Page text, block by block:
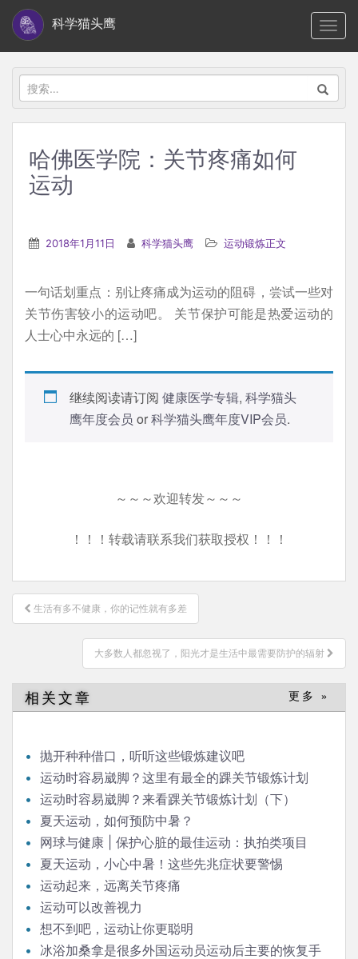
i
科学猫头鹰
搜
索：
哈佛医学院：关节疼痛如何
运动
2018年1月11日 科学猫头鹰 运动锻炼正文
一句话划重点：别让疼痛成为运动的阻碍，尝试一些对
关节伤害较小的运动吧。 关节保护可能是热爱运动的
人士心中永远的 […]
继续阅读请订阅 健康医学专辑, 科学猫头
鹰年度会员 or科学猫头鹰年度VIP会员.
～～～欢迎转发～～～
！！！转载请联系我们获取授权！！！
文
章
生活有多不健康，你的记性就有多差
大多数人都忽视了，阳光才是生活中最需要防护的辐射
相关文章 更多 »
抛开种种借口，听听这些锻炼建议吧
运动时容易崴脚？这里有最全的踝关节锻炼计划
（上）
运动时容易崴脚？来看踝关节锻炼计划（下）
夏天运动，如何预防中暑？
网球与健康 | 保护心脏的最佳运动：执拍类项目
夏天运动，小心中暑！这些先兆症状要警惕
运动起来，远离关节疼痛
运动可以改善视力
想不到吧，运动让你更聪明
冰浴加桑拿是很多外国运动员运动后主要的恢复手